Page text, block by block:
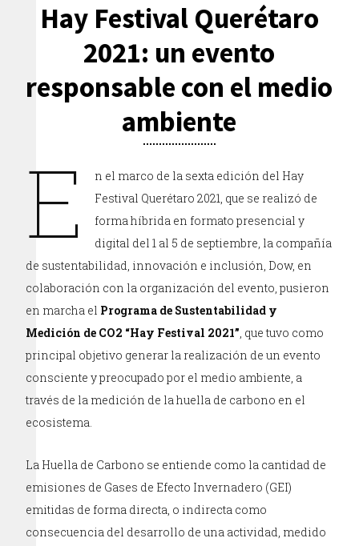
Hay Festival Querétaro
2021: un evento
responsable con el medio
ambiente
E
n el marco de la sexta edición del Hay
Festival Querétaro 2021, que se realizó de
forma híbrida en formato presencial y
digital del 1 al 5 de septiembre, la compañía
de sustentabilidad, innovación e inclusión, Dow, en
colaboración con la organización del evento, pusieron
en marcha el Programa de Sustentabilidad y
Medición de CO2 “Hay Festival 2021”, que tuvo como
principal objetivo generar la realización de un evento
consciente y preocupado por el medio ambiente, a
través de la medición de la huella de carbono en el
ecosistema.
La Huella de Carbono se entiende como la cantidad de
emisiones de Gases de Efecto Invernadero (GEI)
emitidas de forma directa, o indirecta como
consecuencia del desarrollo de una actividad, medido